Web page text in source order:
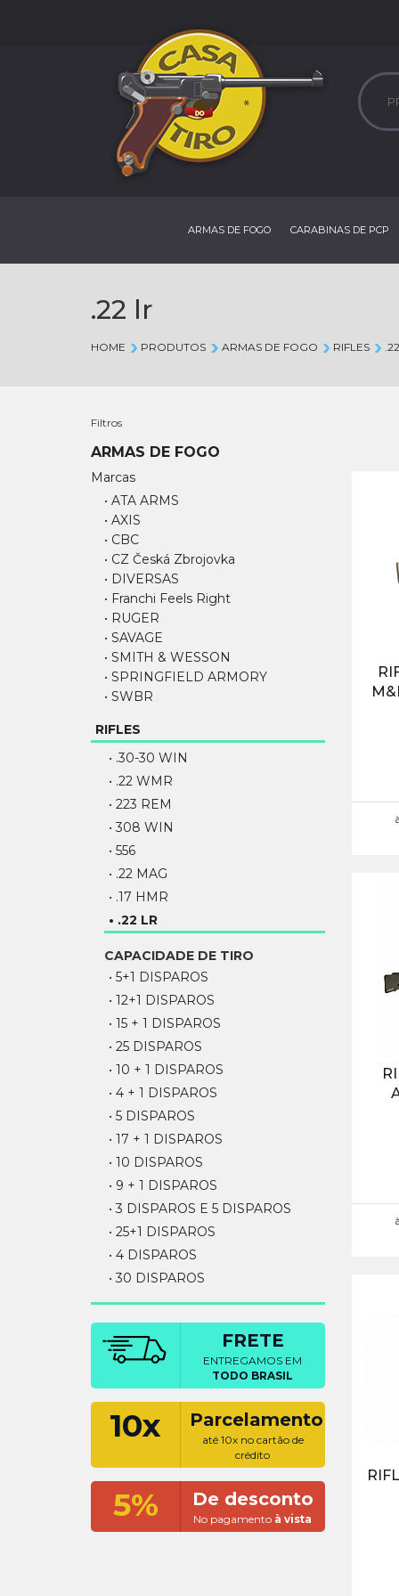
ARMAS DE FOGO CARABINAS DE PCP
.22 lr
HOME PRODUTOS ARMAS DE FOGO RIFLES
Filtros
ARMAS DE FOGO
Marcas
• ATA ARMS
• AXIS
• CBC
• CZ Česká Zbrojovka
• DIVERSAS
• Franchi Feels Right
• RUGER
• SAVAGE
• SMITH & WESSON
• SPRINGFIELD ARMORY
• SWBR
RIFLES
• .30-30 WIN
• .22 WMR
• 223 REM
• 308 WIN
• 556
• .22 MAG
• .17 HMR
• .22 LR
CAPACIDADE DE TIRO
• 5+1 DISPAROS
• 12+1 DISPAROS
• 15 + 1 DISPAROS
• 25 DISPAROS
• 10 + 1 DISPAROS
• 4 + 1 DISPAROS
• 5 DISPAROS
• 17 + 1 DISPAROS
• 10 DISPAROS
• 9 + 1 DISPAROS
• 3 DISPAROS E 5 DISPAROS
• 25+1 DISPAROS
• 4 DISPAROS
• 30 DISPAROS
FRETE
ENTREGAMOS EM
TODO BRASIL
10x Parcelamento
até 10x no cartão de
crédito
5% De desconto
No pagamento à vista